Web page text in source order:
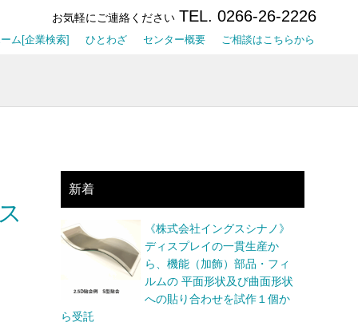
お気軽にご連絡ください TEL. 0266-26-2226
ム[企業検索] ひとわざ センター概要 ご相談はこちらから
新着
《株式会社イングスシナノ》
ディスプレイの一貫生産か
ら、機能（加飾）部品・フィ
ルムの 平面形状及び曲面形状
への貼り合わせを試作１個か
ら受託